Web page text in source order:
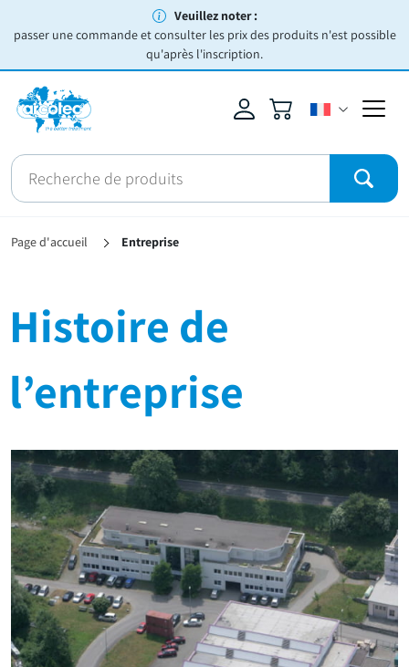
Veuillez noter :
passer une commande et consulter les prix des produits n'est possible
qu'après l'inscription.
Page d'accueil Entreprise
Histoire de
l’entreprise